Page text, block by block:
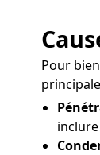
Pour